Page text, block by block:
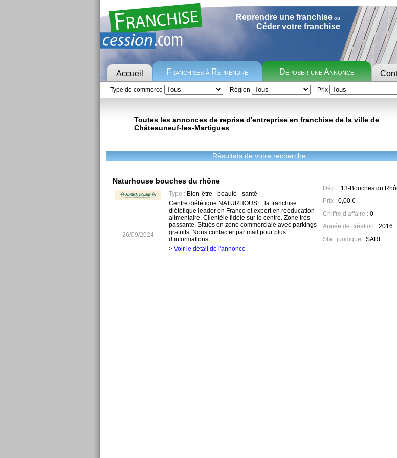
Reprendre une franchiseou
Céder votre franchise
Accueil Franchises à Reprendre Déposer une Annonce
Type de commerce Région Prix
Toutes les annonces de reprise d'entreprise en franchise de la ville de
Châteauneuf-les-Martigues
Résultats de votre recherche
Naturhouse bouches du rhône
Dép. :13-Bouches du
Prix :0,00 €
Chiffre d’affaire :0
Année de création :2016
Stat. juridique :SARL
26/09/2024
Type :Bien-être - beauté - santé
Centre diététique NATURHOUSE, la franchise
diététique leader en France et expert en rééducation
alimentaire. Clientèle fidèle sur le centre. Zone très
passante. Situés en zone commerciale avec parkings
gratuits. Nous contacter par mail pour plus
d’informations. ...
> Voir le détail de l'annonce